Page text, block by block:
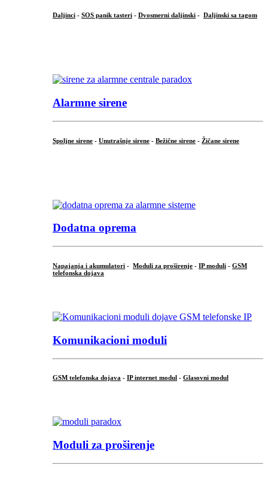
Daljinci - SOS panik tasteri - Dvosmerni daljinski - Daljinski sa tagom
Alarmne sirene
Spoljne sirene - Unutrašnje sirene - Bežične sirene - Žičane sirene
Dodatna oprema
Napajanja i akumulatori - Moduli za proširenje - IP moduli - GSM
telefonska dojava
Komunikacioni moduli
GSM telefonska dojava - IP internet modul - Glasovni modul
Moduli za proširenje